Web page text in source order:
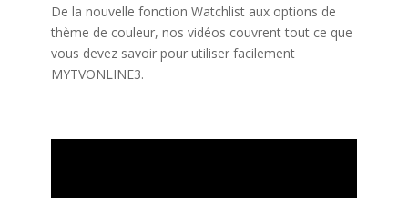
De la nouvelle fonction Watchlist aux options de
thème de couleur, nos vidéos couvrent tout ce que
vous devez savoir pour utiliser facilement
MYTVONLINE3.